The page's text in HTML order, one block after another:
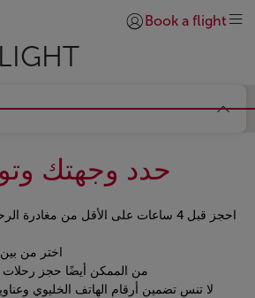
page accueil
Se connecter |
Book a flight
حدد وجهتك
اختر من
من الممكن أيضًا حجز
لا تنس تضمين أرقام الهاتف الخليوي